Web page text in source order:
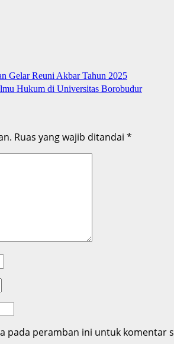
Gelar Reuni Akbar Tahun 2025
Hukum di Universitas Borobudur
Ruas yang wajib ditandai *
pada peramban ini untuk komentar